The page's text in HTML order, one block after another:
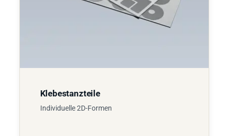
Klebestanzteile
Individuelle 2D-Formen